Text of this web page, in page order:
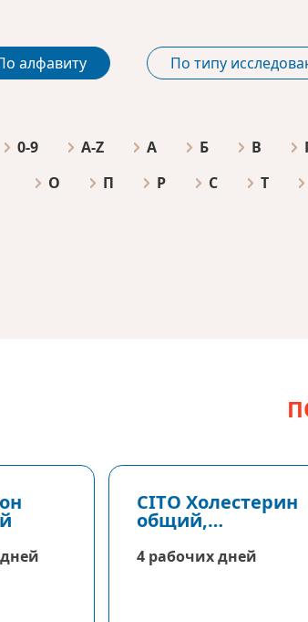
алфавиту По типу
0-9 A-Z А Б В
О
П Р С Т
CITO Холестерин
общий,
4 рабочих дней